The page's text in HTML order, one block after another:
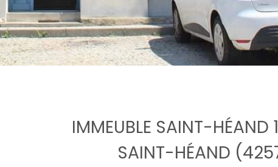
IMMEUBLE SAINT-
SAINT-HÉAND